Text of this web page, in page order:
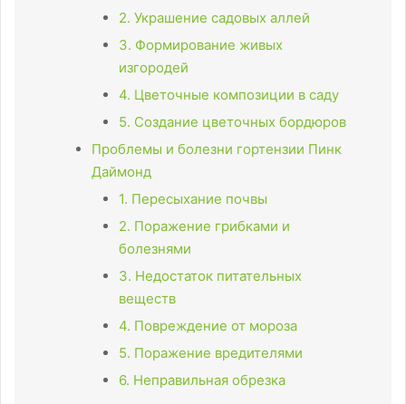
2. Украшение садовых аллей
3. Формирование живых
изгородей
4. Цветочные композиции в саду
5. Создание цветочных бордюров
Проблемы и болезни гортензии Пинк
Даймонд
1. Пересыхание почвы
2. Поражение грибками и
болезнями
3. Недостаток питательных
веществ
4. Повреждение от мороза
5. Поражение вредителями
6. Неправильная обрезка